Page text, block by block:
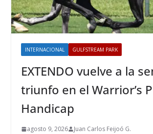
INTERNACIONAL GULFSTREAM PARK
EXTENDO vuelve a la
triunfo en el Warrior’s
Handicap
agosto 9, 2026 Juan Carlos Feijoó G.